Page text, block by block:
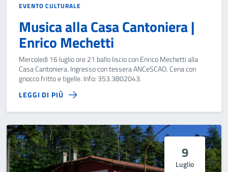
EVENTO CULTURALE
Musica alla Casa Cantoniera |
Enrico Mechetti
Mercoledì 16 luglio ore 21 ballo liscio con Enrico Mechetti alla
Casa Cantoniera. Ingresso con tessera ANCeSCAO. Cena con
gnocco fritto e tigelle. Info: 353.3802043.
LEGGI DI PIÙ
9
Luglio